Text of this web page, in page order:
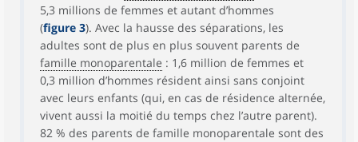
5,3 millions de femmes et autant d’hommes
(figure 3). Avec la hausse des séparations, les
adultes sont de plus en plus souvent parents de
famille monoparentale : 1,6 million de femmes et
0,3 million d’hommes résident ainsi sans conjoint
avec leurs enfants (qui, en cas de résidence alternée,
vivent aussi la moitié du temps chez l’autre parent).
82 % des parents de famille monoparentale sont des